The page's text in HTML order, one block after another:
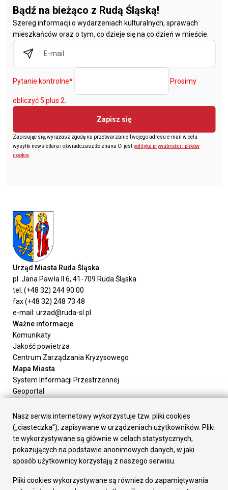
Bądź na bieżąco z Rudą Śląską!
Szereg informacji o wydarzeniach kulturalnych, sprawach
mieszkańców oraz o tym, co dzieje się na co dzień w mieście.
Pytanie kontrolne* Prosimy
obliczyć 5 plus 2.
Zapisz się
Zapisując się, wyrażasz zgodę na przetwarzanie Twojego adresu e-mail w celu
wysyłki newslettera i oświadczasz że znana Ci jestpolityka prywatności i plików
cookie.
Urząd Miasta Ruda Śląska
pl. Jana Pawła II 6, 41-709 Ruda Śląska
tel. (+48 32) 244 90 00
fax (+48 32) 248 73 48
e-mail: urzad@ruda-sl.pl
Ważne informacje
Komunikaty
Jakość powietrza
Centrum Zarządzania Kryzysowego
Mapa Miasta
System Informacji Przestrzennej
Geoportal
Załatw sprawę
Prezydent Miasta
Rada Miasta
Wydziały
Elektroniczna Skrzynka Podawcza
Gospodarka
Nasz serwis internetowy wykorzystuje tzw. pliki cookies
(„ciasteczka”), zapisywane w urządzeniach użytkowników. Pliki
te wykorzystywane są głównie w celach statystycznych,
pokazujących na podstawie anonimowych danych, w jaki
sposób użytkownicy korzystają z naszego serwisu.
Pliki cookies wykorzystywane są również do zapamiętywania